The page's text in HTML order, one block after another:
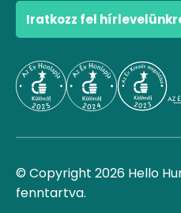
Iratkozz fel
© Copyright 2026 Hello
fenntartva.